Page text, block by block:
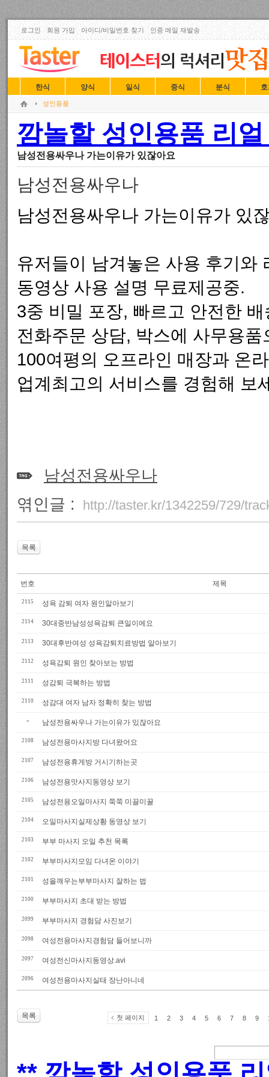
로그인 회원 가입 아이디/비밀번호 찾기 인증 메일 재발송
한식 양식 일식 중식 분식
성인용품
깜놀할 성인용품 리
남성전용싸우나 가는이유가 있잖아요
남성전용싸우나
남성전용싸우나 가는이유가 있
유저들이 남겨놓은 사용 후기와
동영상 사용 설명 무료제공중.
3중 비밀 포장, 빠르고 안전한
전화주문 상담, 박스에 사무용품
100여평의 오프라인 매장과 온
업계최고의 서비스를 경험해 보
남성전용싸우나
엮인글 :
http://taster.kr/1342259/729/
목록
번호 제목
2115 성욕 감퇴 여자 원인알아보기
2114 30대중반남성성욕감퇴 큰일이에요
2113 30대후반여성 성욕감퇴치료방법 알아보기
2112 성욕감퇴 원인 찾아보는 방법
2111 성감퇴 극복하는 방법
2110 성감대 여자 남자 정확히 찾는 방법
» 남성전용싸우나 가는이유가 있잖아요
2108 남성전용마사지방 다녀왔어요
2107 남성전용휴게방 거시기하는곳
2106 남성전용맛사지동영상 보기
2105 남성전용오일마사지 쭉쭉 미끌미꿀
2104 오일마사지실제상황 동영상 보기
2103 부부 마사지 오일 추천 목록
2102 부부마사지모임 다녀온 이야기
2101 성을깨우는부부마사지 잘하는 법
2100 부부마사지 초대 받는 방법
2099 부부마사지 경험담 사진보기
2098 여성전용마사지경험담 들어보니까
2097 여성전신마사지동영상.avi
2096 여성전용마사지실태 장난아니네
목록 첫 페이지 1 2 3 4 5 6 7 8 9